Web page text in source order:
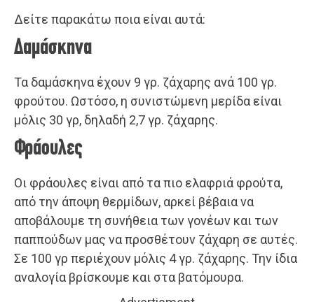
Δείτε παρακάτω ποια είναι αυτά:
Δαμάσκηνα
Τα δαμάσκηνα έχουν 9 γρ. ζάχαρης ανά 100 γρ.
φρούτου. Ωστόσο, η συνιστώμενη μερίδα είναι
μόλις 30 γρ, δηλαδή 2,7 γρ. ζάχαρης.
Φράουλες
Οι φράουλες είναι από τα πιο ελαφριά φρούτα,
από την άποψη θερμίδων, αρκεί βέβαια να
αποβάλουμε τη συνήθεια των γονέων και των
παππούδων μας να προσθέτουν ζάχαρη σε αυτές.
Σε 100 γρ περιέχουν μόλις 4 γρ. ζάχαρης. Την ίδια
αναλογία βρίσκουμε και στα βατόμουρα.